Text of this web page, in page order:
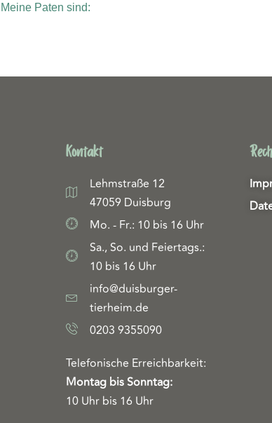
Meine Paten sind:
Kontakt
Lehmstraße 12
47059 Duisburg
Mo. - Fr.: 10 bis 16 Uhr
Sa., So. und Feiertags.:
10 bis 16 Uhr
info@duisburger-
tierheim.de
0203 9355090
Telefonische Erreichbarkeit:
Montag bis Sonntag:
10 Uhr bis 16 Uhr